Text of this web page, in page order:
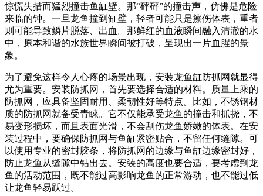
惊慌失措而猛烈撞击鱼缸壁。那“砰砰”的撞击声，仿佛是危险
来临的钟。一旦龙鱼撞到缸壁，轻者可能只是擦伤体表，重者
则可能导致鳞片脱落、出血。那鲜红的血液瞬间融入清澈的水
中，原本和谐的水族世界瞬间被打破，呈现出一片血腥的景
象。
为了避免这样令人心疼的场景出现，安装龙鱼缸防抓网就显得
尤为重要。安装防抓网，首先要选择合适的材料。质量上乘的
防抓网，应具备坚固耐用、柔韧性好等特点。比如，不锈钢材
质的防抓网就备受青睐。它不仅能承受龙鱼的撞击和抓挠，不
易变形损坏，而且表面光滑，不会刮伤龙鱼娇嫩的体表。在安
装过程中，要确保防抓网与鱼缸紧密贴合，不留任何缝隙。可
以使用专业的密封胶条，将防抓网的边缘与鱼缸边缘密封好，
防止龙鱼从缝隙中钻出去。安装的高度也要合适，要考虑到龙
鱼的活动范围，既不能过高影响龙鱼的正常游动，也不能过低
让龙鱼轻易跃过。